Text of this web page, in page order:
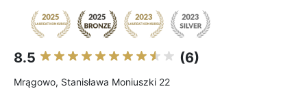
8.5 (6)
Mrągowo, Stanisława Moniuszki 22